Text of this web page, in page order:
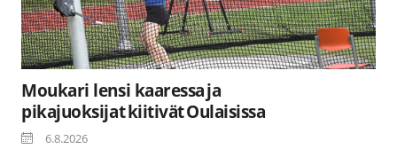
Moukari lensi kaaressa ja
pikajuoksijat kiitivät Oulaisissa
6.8.2026